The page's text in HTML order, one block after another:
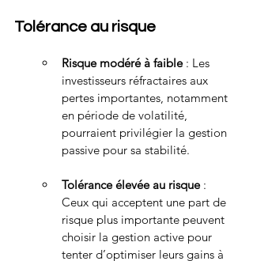
Tolérance au risque
Risque modéré à faible : Les
investisseurs réfractaires aux
pertes importantes, notamment
en période de volatilité,
pourraient privilégier la gestion
passive pour sa stabilité.
Tolérance élevée au risque :
Ceux qui acceptent une part de
risque plus importante peuvent
choisir la gestion active pour
tenter d’optimiser leurs gains à